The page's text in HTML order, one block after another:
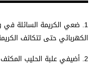
1. ضعي الكريمة السائلة
الكهربائي حتى تتكاثف
2. أضيفي علبة الحليب المكثف المحلى، وحركي.